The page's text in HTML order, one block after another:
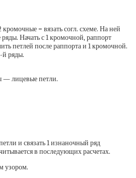
кромочные = вязать согл. схеме. На ней
Начать с 1 кромочной, раппорт
петлей после раппорта и 1 кромочной.
й ряды.
— лицевые петли.
и связать 1 изнаночный ряд
в последующих расчетах.
узором.